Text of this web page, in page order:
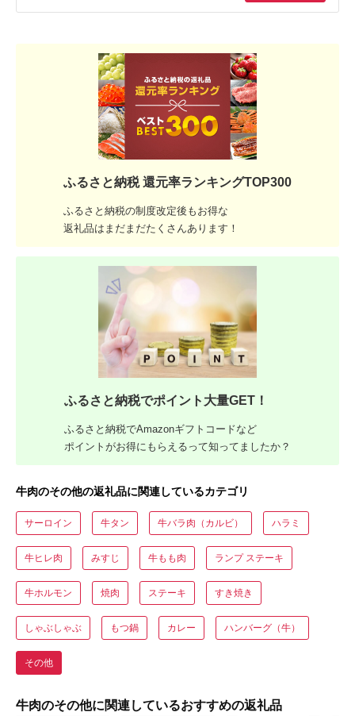
ふるさと納税 還元率ランキングTOP300
ふるさと納税の制度改定後もお得な
返礼品はまだまだたくさんあります！
ふるさと納税でポイント大量GET！
ふるさと納税でAmazonギフトコードなど
ポイントがお得にもらえるって知ってましたか？
牛肉のその他の返礼品に関連しているカテゴリ
サーロイン 牛タン 牛バラ肉（カルビ） ハラミ
牛ヒレ肉 みすじ 牛もも肉 ランプ ステーキ
牛ホルモン 焼肉 ステーキ すき焼き
しゃぶしゃぶ もつ鍋 カレー ハンバーグ（牛）
その他
牛肉のその他に関連しているおすすめの返礼品